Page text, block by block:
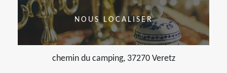
NOUS LOCALISER
chemin du camping, 37270 Veretz